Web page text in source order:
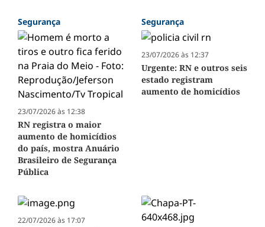
Segurança
23/07/2026 às 12:38
RN registra o maior
aumento de homicídios
do país, mostra Anuário
Brasileiro de Segurança
Pública
Segurança
23/07/2026 às 12:37
Urgente: RN e outros seis
estado registram
aumento de homicídios
22/07/2026 às 17:07